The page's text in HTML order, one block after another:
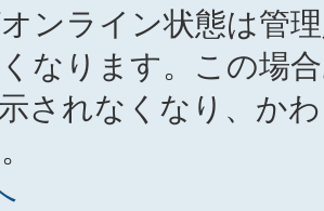
ンライン状態は管
なります。この場
されなくなり、か